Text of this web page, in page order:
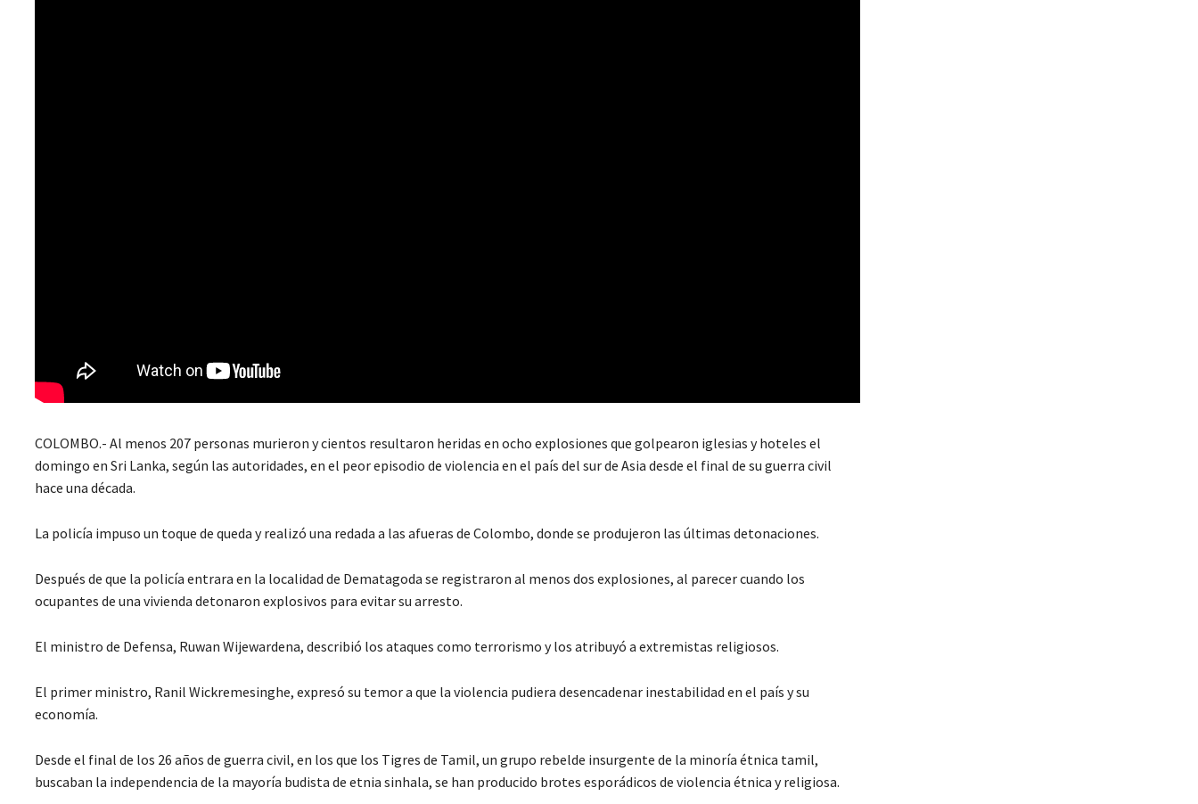
COLOMBO.- Al menos 207 personas murieron y cientos resultaron heridas en ocho explosiones que golpearon iglesias y hoteles el
domingo en Sri Lanka, según las autoridades, en el peor episodio de violencia en el país del sur de Asia desde el final de su guerra civil
hace una década.
La policía impuso un toque de queda y realizó una redada a las afueras de Colombo, donde se produjeron las últimas detonaciones.
Después de que la policía entrara en la localidad de Dematagoda se registraron al menos dos explosiones, al parecer cuando los
ocupantes de una vivienda detonaron explosivos para evitar su arresto.
El ministro de Defensa, Ruwan Wijewardena, describió los ataques como terrorismo y los atribuyó a extremistas religiosos.
El primer ministro, Ranil Wickremesinghe, expresó su temor a que la violencia pudiera desencadenar inestabilidad en el país y su
economía.
Desde el final de los 26 años de guerra civil, en los que los Tigres de Tamil, un grupo rebelde insurgente de la minoría étnica tamil,
buscaban la independencia de la mayoría budista de etnia sinhala, se han producido brotes esporádicos de violencia étnica y religiosa.